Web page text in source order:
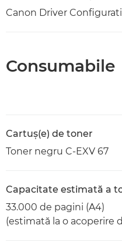
Canon Driver
Consumabile
Cartuş(e) de toner
Toner negru C-EXV 67
Capacitate estimată a
33.000 de pagini (A4)
(estimată la o acoperire